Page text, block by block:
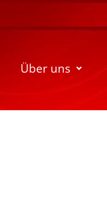
Über uns